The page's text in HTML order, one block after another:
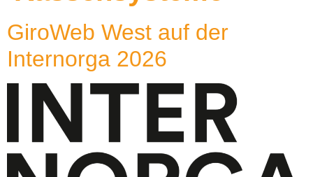
GiroWeb West auf der
Internorga 2026